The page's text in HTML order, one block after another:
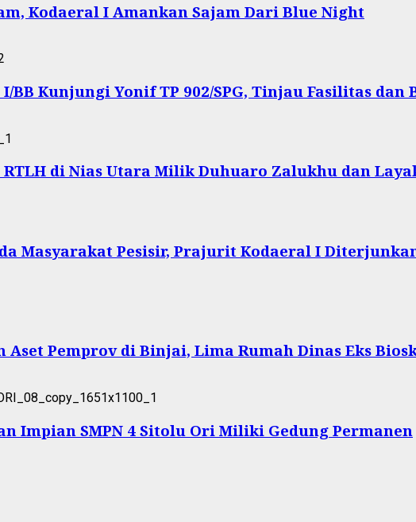
Kodaeral I Amankan Sajam Dari Blue Night
BB Kunjungi Yonif TP 902/SPG, Tinjau Fasilitas
di Nias Utara Milik Duhuaro Zalukhu dan
Masyarakat Pesisir, Prajurit Kodaeral I
Aset Pemprov di Binjai, Lima Rumah Dinas Eks
Impian SMPN 4 Sitolu Ori Miliki Gedung Permanen